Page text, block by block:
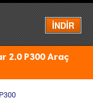
İNDİR
Menü
2.0 P300 Araç